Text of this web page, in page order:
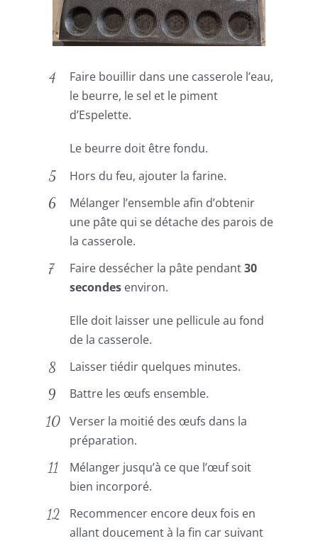
Faire bouillir dans une casserole l’eau,
le beurre, le sel et le piment
d’Espelette.
Le beurre doit être fondu.
Hors du feu, ajouter la farine.
Mélanger l’ensemble afin d’obtenir
une pâte qui se détache des parois de
la casserole.
Faire dessécher la pâte pendant30
secondes environ.
Elle doit laisser une pellicule au fond
de la casserole.
Laisser tiédir quelques minutes.
Battre les œufs ensemble.
Verser la moitié des œufs dans la
préparation.
Mélanger jusqu’à ce que l’œuf soit
bien incorporé.
Recommencer encore deux fois en
allant doucement à la fin car suivant